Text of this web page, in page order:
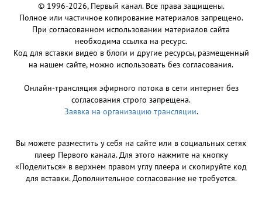
© 1996-2026, Первый канал. Все права защищены.
Полное или частичное копирование материалов запрещено.
При согласованном использовании материалов сайта
необходима ссылка на ресурс.
Код для вставки видео в блоги и другие ресурсы, размещенный
на нашем сайте, можно использовать без согласования.
Онлайн-трансляция эфирного потока в сети интернет без
согласования строго запрещена.
Заявка на организацию трансляции.
Вы можете разместить у себя на сайте или в социальных сетях
плеер Первого канала. Для этого нажмите на кнопку
«Поделиться» в верхнем правом углу плеера и скопируйте код
для вставки. Дополнительное согласование не требуется.